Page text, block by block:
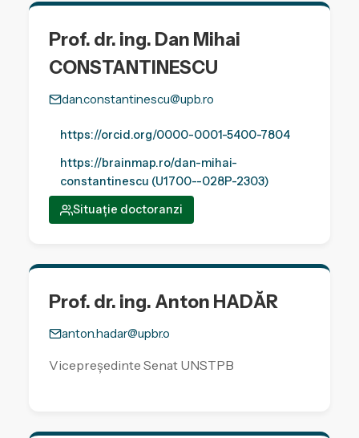
Prof. dr. ing. Dan Mihai
CONSTANTINESCU
dan.constantinescu@upb.ro
https://orcid.org/0000-0001-5400-7804
https://brainmap.ro/dan-mihai-
constantinescu (U1700--028P-2303)
Situație doctoranzi
Prof. dr. ing. Anton HADĂR
anton.hadar@upbr.o
Vicepreședinte Senat UNSTPB